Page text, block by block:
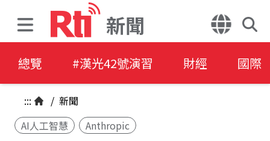
新聞
總覽 #漢光42號演習 財經 國際
::: / 新聞
AI人工智慧
Anthropic